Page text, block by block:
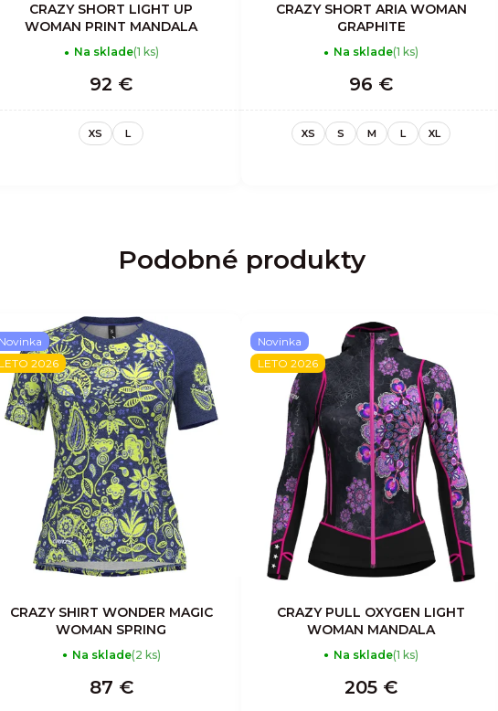
CRAZY SHORT LIGHT UP
WOMAN PRINT MANDALA
Na sklade(1 ks)
92 €
XS L
CRAZY SHORT ARIA WOMAN
GRAPHITE
Na sklade(1 ks)
96 €
XS S M L XL
Podobné produkty
Novinka
LETO 2026
CRAZY SHIRT WONDER MAGIC
WOMAN SPRING
Na sklade(2 ks)
87 €
Novinka
LETO 2026
CRAZY PULL OXYGEN LIGHT
WOMAN MANDALA
Na sklade(1 ks)
205 €